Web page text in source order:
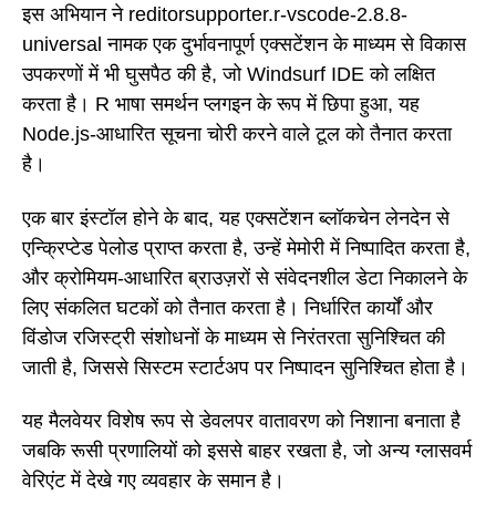
इस अभियान ने reditorsupporter.r-vscode-2.8.8-
universal नामक एक दुर्भावनापूर्ण एक्सटेंशन के माध्यम से विकास
उपकरणों में भी घुसपैठ की है, जो Windsurf IDE को लक्षित
करता है। R भाषा समर्थन प्लगइन के रूप में छिपा हुआ, यह
Node.js-आधारित सूचना चोरी करने वाले टूल को तैनात करता
है।
एक बार इंस्टॉल होने के बाद, यह एक्सटेंशन ब्लॉकचेन लेनदेन से
एन्क्रिप्टेड पेलोड प्राप्त करता है, उन्हें मेमोरी में निष्पादित करता है,
और क्रोमियम-आधारित ब्राउज़रों से संवेदनशील डेटा निकालने के
लिए संकलित घटकों को तैनात करता है। निर्धारित कार्यों और
विंडोज रजिस्ट्री संशोधनों के माध्यम से निरंतरता सुनिश्चित की
जाती है, जिससे सिस्टम स्टार्टअप पर निष्पादन सुनिश्चित होता है।
यह मैलवेयर विशेष रूप से डेवलपर वातावरण को निशाना बनाता है
जबकि रूसी प्रणालियों को इससे बाहर रखता है, जो अन्य ग्लासवर्म
वेरिएंट में देखे गए व्यवहार के समान है।